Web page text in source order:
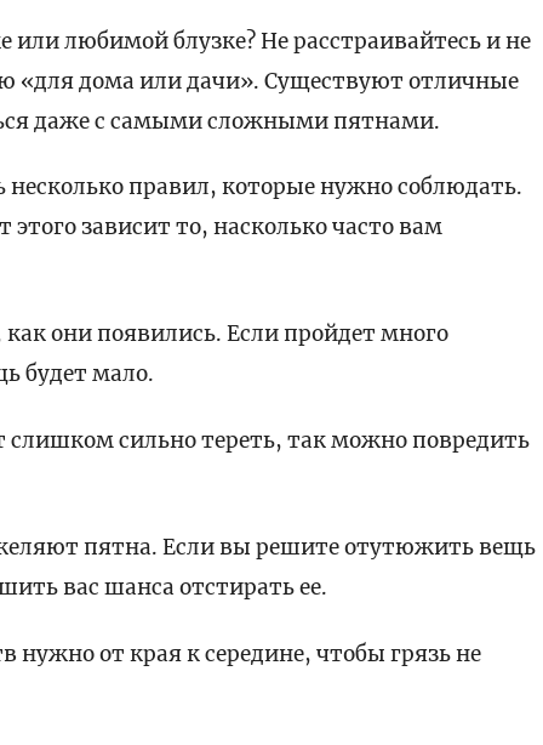
или любимой блузке? Не расстраивайтесь и не
«для дома или дачи». Существуют отличные
даже с самыми сложными пятнами.
правил, которые нужно соблюдать.
зависит то, насколько часто вам
они появились. Если пройдет много
будет мало.
слишком сильно тереть, так можно повредить
пятна. Если вы решите отутюжить вещь
вас шанса отстирать ее.
нужно от края к середине, чтобы грязь не